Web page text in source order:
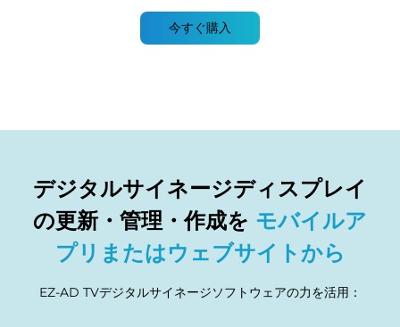
今すぐ購入
デジタルサイネージディスプレイ
の更新・管理・作成を モバイルア
プリまたはウェブサイトから
EZ-AD TVデジタルサイネージソフトウェアの力を活用：